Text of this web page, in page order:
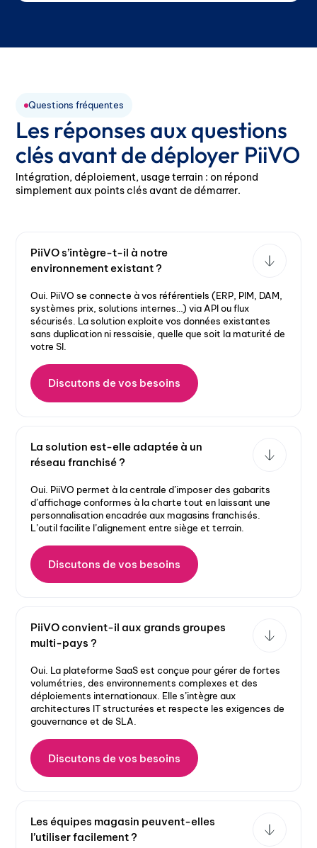
Questions fréquentes
Les réponses aux questions
clés avant de déployer PiiVO
Intégration, déploiement, usage terrain : on répond
simplement aux points clés avant de démarrer.
PiiVO s’intègre-t-il à notre
environnement existant ?
Oui. PiiVO se connecte à vos référentiels (ERP, PIM, DAM,
systèmes prix, solutions internes…) via API ou flux
sécurisés. La solution exploite vos données existantes
sans duplication ni ressaisie, quelle que soit la maturité de
votre SI.
Discutons de vos besoins
La solution est-elle adaptée à un
réseau franchisé ?
Oui. PiiVO permet à la centrale d’imposer des gabarits
d’affichage conformes à la charte tout en laissant une
personnalisation encadrée aux magasins franchisés.
L’outil facilite l’alignement entre siège et terrain.
Discutons de vos besoins
PiiVO convient-il aux grands groupes
multi-pays ?
Oui. La plateforme SaaS est conçue pour gérer de fortes
volumétries, des environnements complexes et des
déploiements internationaux. Elle s’intègre aux
architectures IT structurées et respecte les exigences de
gouvernance et de SLA.
Discutons de vos besoins
Les équipes magasin peuvent-elles
l’utiliser facilement ?